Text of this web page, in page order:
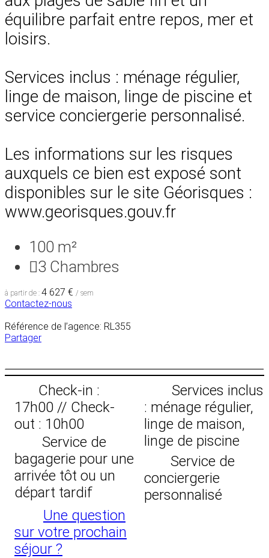
équilibre parfait entre repos, mer et
loisirs.
Services inclus : ménage régulier,
linge de maison, linge de piscine et
service conciergerie personnalisé.
Les informations sur les risques
auxquels ce bien est exposé sont
disponibles sur le site Géorisques :
www.georisques.gouv.fr
100 m²
3 Chambres
à partir de : 4 627 € / sem
Contactez-nous
Référence de l’agence: RL355
Partager
Check-in :
17h00 // Check-
out : 10h00
Service de
bagagerie pour une
arrivée tôt ou un
départ tardif
Une question
sur votre prochain
séjour ?
Services inclus
: ménage régulier,
linge de maison,
linge de piscine
Service de
conciergerie
personnalisé